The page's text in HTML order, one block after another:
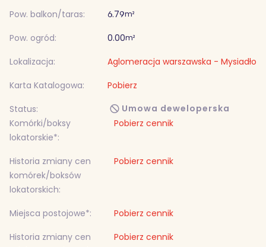
Pow. balkon/taras: 6.79m²
Pow. ogród: 0.00m²
Lokalizacja:
Aglomeracja warszawska - Mysiadło
Karta Katalogowa:
Pobierz
Status:
Umowa deweloperska
Komórki/boksy
lokatorskie*:
Pobierz cennik
Historia zmiany cen
komórek/boksów
lokatorskich:
Pobierz cennik
Miejsca postojowe*:
Pobierz cennik
Historia zmiany cen
Pobierz cennik